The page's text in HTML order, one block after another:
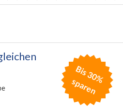
B
is
3
0
%
s
p
a
r
e
n